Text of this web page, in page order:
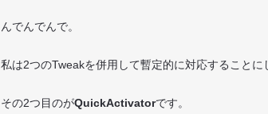
んでんでんで。
私は2つのTweakを併用して暫定的に対応することに
その2つ目のがQuickActivatorです。